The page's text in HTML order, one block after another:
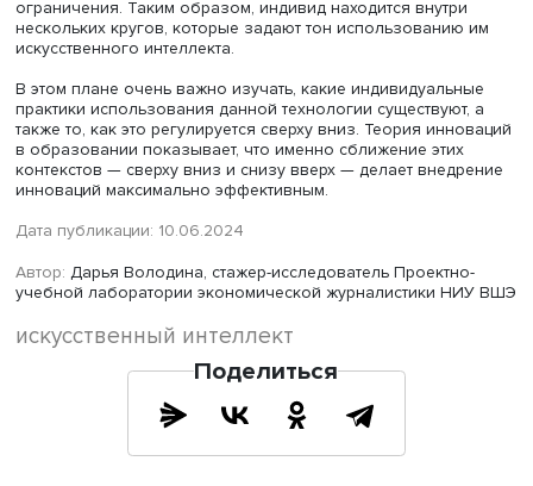
Назир Ахмед Джогезай
С одной стороны, есть преподаватели и студенты,
вырабатывают правила саморегуляции относительно
использования данной технологии. С другой стороны,
существуют кафедры и факультеты, у которых могут
правила. Академические сообщества, формальные и
неформальные, тоже задают определенный контекст
использования данной технологии. Наконец, есть сами